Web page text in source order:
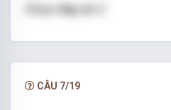
Chọn đáp án C
CÂU 7/19